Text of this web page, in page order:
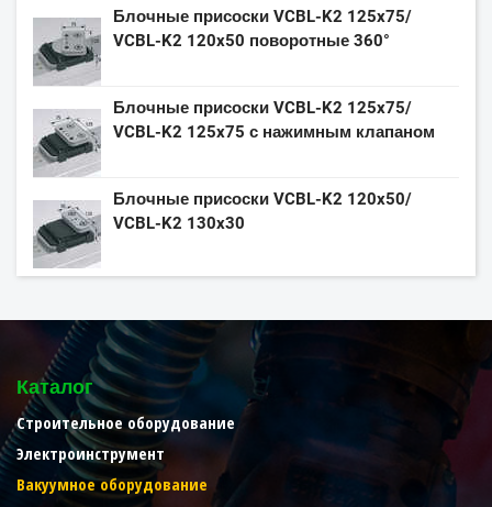
Блочные присоски VCBL-K2 125x75/
VCBL-K2 120x50 поворотные 360°
Блочные присоски VCBL-K2 125x75/
VCBL-K2 125x75 с нажимным клапаном
Блочные присоски VCBL-K2 120x50/
VCBL-K2 130x30
Каталог
Строительное оборудование
Электроинструмент
Вакуумное оборудование